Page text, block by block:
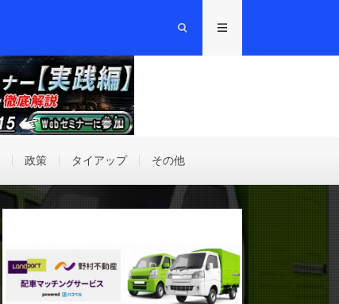
政策 タイアップ その他